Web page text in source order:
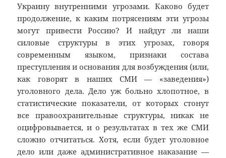
Украину внутренними угрозами. Каково будет
продолжение, к каким потрясениям эти угрозы
могут привести Россию? И найдут ли наши
силовые структуры в этих угрозах, говоря
современным языком, признаки состава
преступления и основания для возбуждения (или,
как говорят в наших СМИ — «заведения»)
уголовного дела. Дело уж больно хлопотное, в
статистические показатели, от которых стонут
все правоохранительные структуры, никак не
оцифровывается, и о результатах в тех же СМИ
сложно отчитаться. Хотя, если будет уголовное
дело или даже административное наказание —